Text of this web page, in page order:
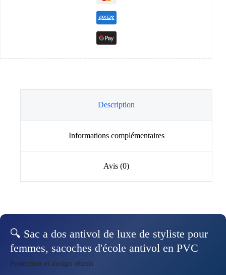
Description
Informations complémentaires
Avis (0)
🔍 Sac a dos antivol de luxe de styliste pour
femmes, sacoches d'école antivol en PVC
Protection et design réunis